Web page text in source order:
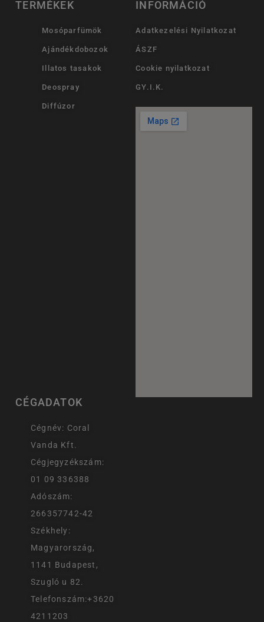
TERMÉKEK
Mosóparfümök
Ajándékdobozok
Illatos tasakok
Deospray
Diffúzor
INFORMÁCIÓ
Adatkezelési Nyilatkozat
ÁSZF
Cookie nyilatkozat
GY.I.K.
CÉGADATOK
Cégnév: Coral
Vanda Kft.
Cégjegyzékszám:
01 09 336388
Adószám:
266357742-42
Székhely:
Magyarország,
1141 Budapest,
Szugló u 82.
Telefonszám:+3620
4211203